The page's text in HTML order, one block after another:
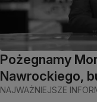
Pożegnamy
Nawrockiego,
NAJWAŻNIEJSZE